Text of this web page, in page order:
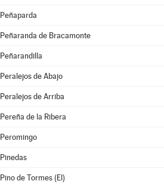
Peñaparda
Peñaranda de Bracamonte
Peñarandilla
Peralejos de Abajo
Peralejos de Arriba
Pereña de la Ribera
Peromingo
Pinedas
Pino de Tormes (El)